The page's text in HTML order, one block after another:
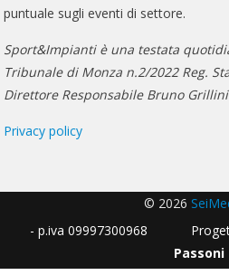
puntuale sugli eventi di settore.
Sport&Impianti è una testata
Tribunale di Monza n.2/2022 Reg.
Direttore Responsabile Bruno Grillini
Privacy policy
© 2026
- p.iva 09997300968
Passoni